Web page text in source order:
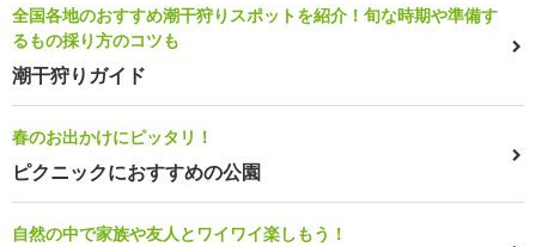
全国各地のおすすめ潮干狩りスポットを紹介！旬な時期や準備す
るもの採り方のコツも
潮干狩りガイド
春のお出かけにピッタリ！
ピクニックにおすすめの公園
自然の中で家族や友人とワイワイ楽しもう！